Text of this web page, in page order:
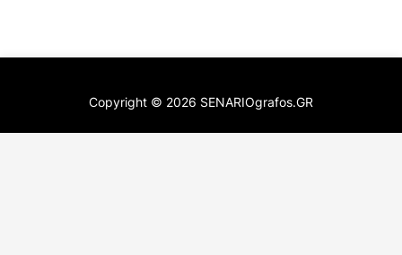
Copyright © 2026 SENARIOgrafos.GR